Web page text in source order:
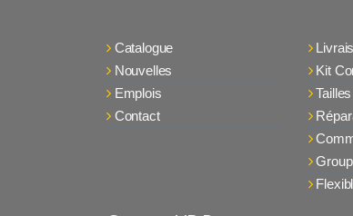
Catalogue
Nouvelles
Emplois
Contact
Kit